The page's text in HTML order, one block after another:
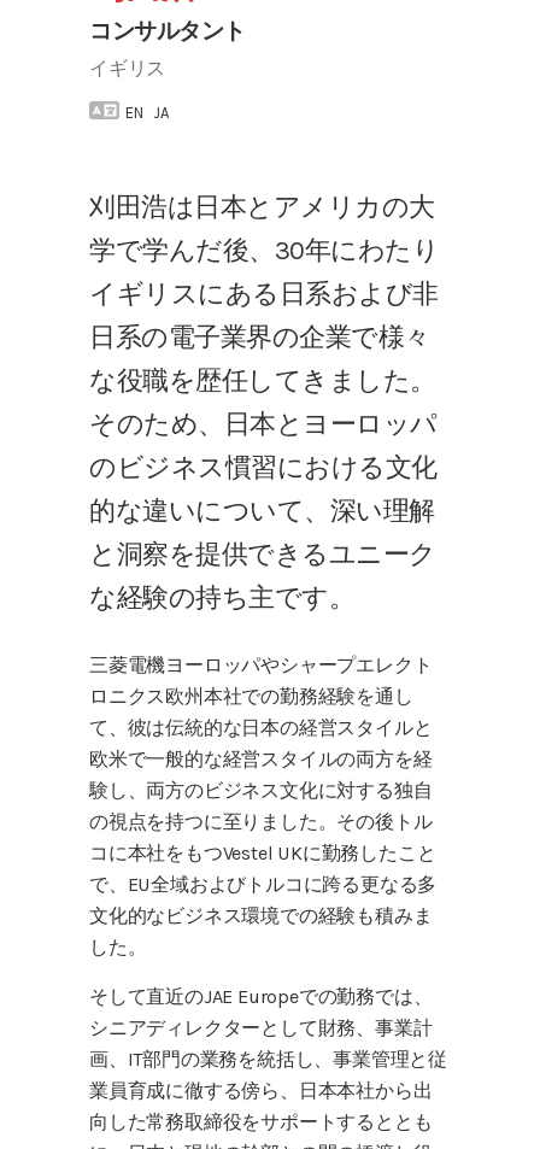
コンサルタント
イギリス
EN JA
刈田浩は日本とアメリカの大
学で学んだ後、30年にわたり
イギリスにある日系および非
日系の電子業界の企業で様々
な役職を歴任してきました。
そのため、日本とヨーロッパ
のビジネス慣習における文化
的な違いについて、深い理解
と洞察を提供できるユニーク
な経験の持ち主です。
三菱電機ヨーロッパやシャープエレクト
ロニクス欧州本社での勤務経験を通し
て、彼は伝統的な日本の経営スタイルと
欧米で一般的な経営スタイルの両方を経
験し、両方のビジネス文化に対する独自
の視点を持つに至りました。その後トル
コに本社をもつVestel UKに勤務したこと
で、EU全域およびトルコに跨る更なる多
文化的なビジネス環境での経験も積みま
した。
そして直近のJAE Europeでの勤務では、
シニアディレクターとして財務、事業計
画、IT部門の業務を統括し、事業管理と従
業員育成に徹する傍ら、日本本社から出
向した常務取締役をサポートするととも